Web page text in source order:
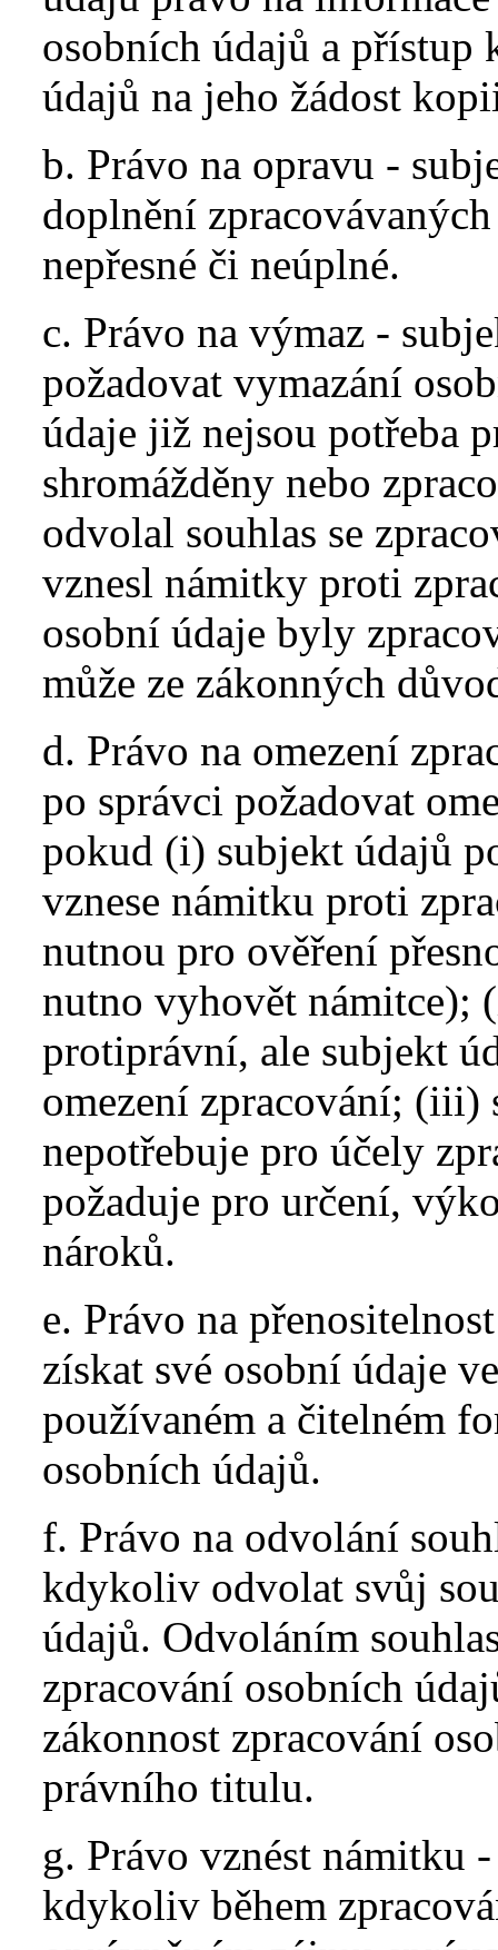
osobních údajů a přístup
údajů na jeho žádost
b. Právo na opravu -
doplnění
nepřesné či neúplné.
c. Právo na výmaz -
požadovat vymazání
údaje již nejsou potřeba
shromážděny nebo
odvolal souhlas se
vznesl námitky proti
osobní údaje byly
může ze zákonných
d. Právo na omezení
po správci požadovat
pokud (i) subjekt údajů
vznese námitku proti
nutnou pro ověření
nutno vyhovět námitce);
protiprávní, ale subjekt
omezení zpracování; (iii)
nepotřebuje pro účely
požaduje pro určení,
nároků.
e. Právo na
získat své osobní údaje
používaném a čitelném
osobních údajů.
f. Právo na odvolání
kdykoliv odvolat svůj
údajů. Odvoláním
zpracování osobních
zákonnost zpracování
právního titulu.
g. Právo vznést námitku
kdykoliv během